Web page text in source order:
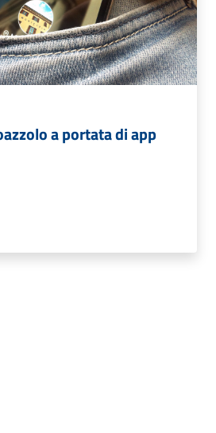
a portata di app